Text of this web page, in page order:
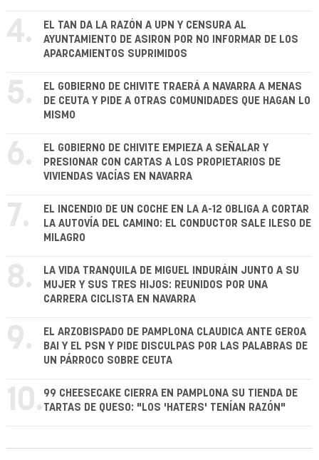
4.
EL TAN DA LA RAZÓN A UPN Y CENSURA AL
AYUNTAMIENTO DE ASIRON POR NO INFORMAR DE LOS
APARCAMIENTOS SUPRIMIDOS
5.
EL GOBIERNO DE CHIVITE TRAERÁ A NAVARRA A MENAS
DE CEUTA Y PIDE A OTRAS COMUNIDADES QUE HAGAN LO
MISMO
6.
EL GOBIERNO DE CHIVITE EMPIEZA A SEÑALAR Y
PRESIONAR CON CARTAS A LOS PROPIETARIOS DE
VIVIENDAS VACÍAS EN NAVARRA
7.
EL INCENDIO DE UN COCHE EN LA A-12 OBLIGA A CORTAR
LA AUTOVÍA DEL CAMINO: EL CONDUCTOR SALE ILESO DE
MILAGRO
8.
LA VIDA TRANQUILA DE MIGUEL INDURÁIN JUNTO A SU
MUJER Y SUS TRES HIJOS: REUNIDOS POR UNA
CARRERA CICLISTA EN NAVARRA
9.
EL ARZOBISPADO DE PAMPLONA CLAUDICA ANTE GEROA
BAI Y EL PSN Y PIDE DISCULPAS POR LAS PALABRAS DE
UN PÁRROCO SOBRE CEUTA
10. 99 CHEESECAKE CIERRA EN PAMPLONA SU TIENDA DE
TARTAS DE QUESO: "LOS 'HATERS' TENÍAN RAZÓN"